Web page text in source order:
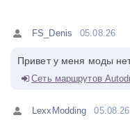
FS_Denis 05.08.26
Привет у меня моды
Сеть маршрутов
LexxModding 05.08.26